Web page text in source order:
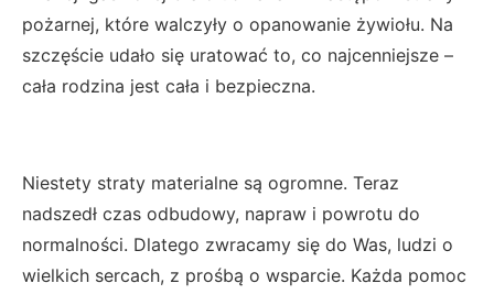
pożarnej, które walczyły o opanowanie żywiołu. Na
szczęście udało się uratować to, co najcenniejsze –
cała rodzina jest cała i bezpieczna.
Niestety straty materialne są ogromne. Teraz
nadszedł czas odbudowy, napraw i powrotu do
normalności. Dlatego zwracamy się do Was, ludzi o
wielkich sercach, z prośbą o wsparcie. Każda pomoc